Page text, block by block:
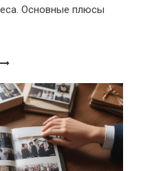
Основные плюсы